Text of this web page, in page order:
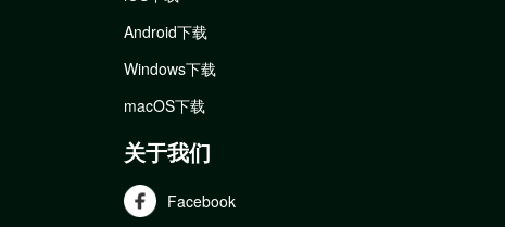
Android下载
Windows下载
macOS下载
关于我们
Facebook